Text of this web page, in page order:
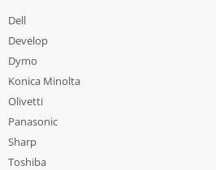
Dell
Develop
Dymo
Konica Minolta
Olivetti
Panasonic
Sharp
Toshiba